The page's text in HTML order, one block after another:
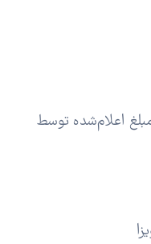
اعلام‌شده توسط